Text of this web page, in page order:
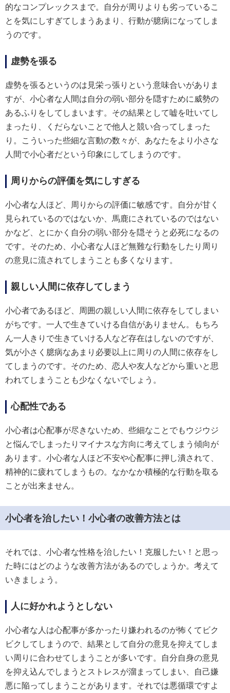
的なコンプレックスまで。自分が周りよりも劣っているこ
とを気にしすぎてしまうあまり、行動が臆病になってしま
うのです。
虚勢を張る
虚勢を張るというのは見栄っ張りという意味合いがありま
すが、小心者な人間は自分の弱い部分を隠すために威勢の
あるふりをしてしまいます。その結果として嘘を吐いてし
まったり、くだらないことで他人と競い合ってしまった
り。こういった些細な言動の数々が、あなたをより小さな
人間で小心者だという印象にしてしまうのです。
周りからの評価を気にしすぎる
小心者な人ほど、周りからの評価に敏感です。自分が甘く
見られているのではないか、馬鹿にされているのではない
かなど、とにかく自分の弱い部分を隠そうと必死になるの
です。そのため、小心者な人ほど無難な行動をしたり周り
の意見に流されてしまうことも多くなります。
親しい人間に依存してしまう
小心者であるほど、周囲の親しい人間に依存をしてしまい
がちです。一人で生きていける自信がありません。もちろ
ん一人きりで生きていける人など存在はしないのですが、
気が小さく臆病なあまり必要以上に周りの人間に依存をし
てしまうのです。そのため、恋人や友人などから重いと思
われてしまうことも少なくないでしょう。
心配性である
小心者は心配事が尽きないため、些細なことでもウジウジ
と悩んでしまったりマイナスな方向に考えてしまう傾向が
あります。小心者な人ほど不安や心配事に押し潰されて、
精神的に疲れてしまうもの。なかなか積極的な行動を取る
ことが出来ません。
小心者を治したい！小心者の改善方法とは
それでは、小心者な性格を治したい！克服したい！と思っ
た時にはどのような改善方法があるのでしょうか。考えて
いきましょう。
人に好かれようとしない
小心者な人は心配事が多かったり嫌われるのが怖くてビク
ビクしてしまうので、結果として自分の意見を抑えてしま
い周りに合わせてしまうことが多いです。自分自身の意見
を抑え込んでしまうとストレスが溜まってしまい、自己嫌
悪に陥ってしまうことがあります。それでは悪循環ですよ